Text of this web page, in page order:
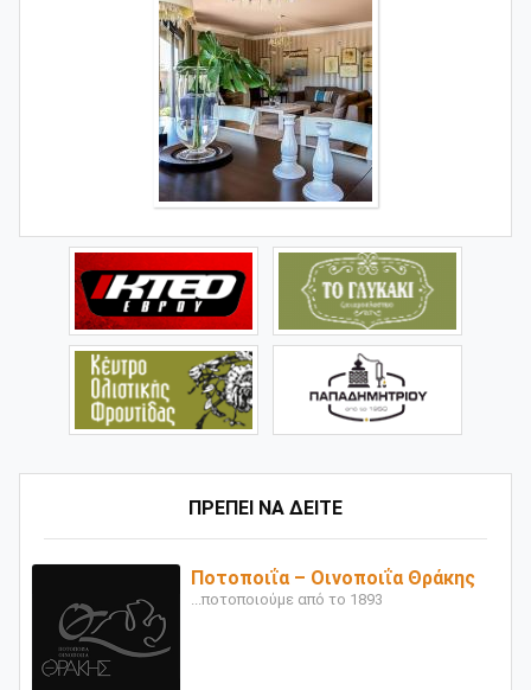
ΠΡΕΠΕΙ ΝΑ ΔΕΙΤΕ
Ποτοποιΐα – Οινοποιΐα Θράκης
...ποτοποιούμε από το 1893